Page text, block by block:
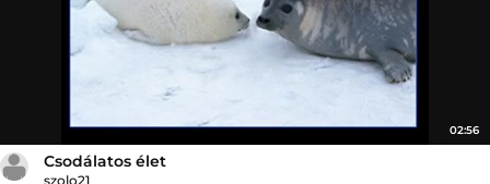
02:56
Csodálatos élet
szolo21